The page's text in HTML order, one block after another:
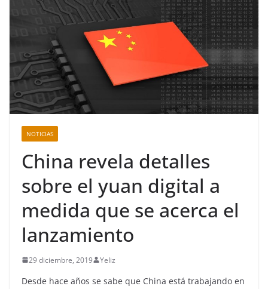
NOTICIAS
China revela detalles
sobre el yuan digital a
medida que se acerca el
lanzamiento
29 diciembre, 2019 Yeliz
Desde hace años se sabe que China está trabajando en